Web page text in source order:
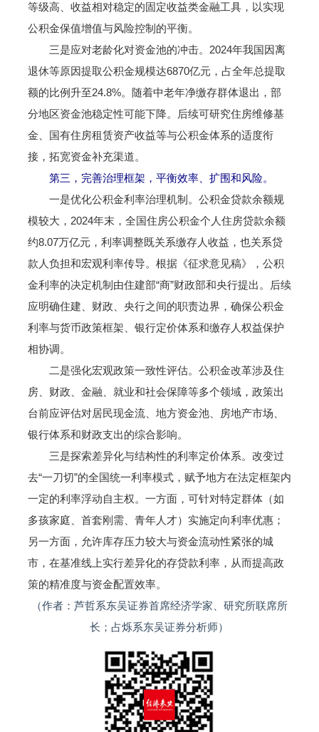
等级高、收益相对稳定的固定收益类金融工具，以实现
公积金保值增值与风险控制的平衡。
三是应对老龄化对资金池的冲击。2024年我国因离
退休等原因提取公积金规模达6870亿元，占全年总提取
额的比例升至24.8%。随着中老年净缴存群体退出，部
分地区资金池稳定性可能下降。后续可研究住房维修基
金、国有住房租赁资产收益等与公积金体系的适度衔
接，拓宽资金补充渠道。
第三，完善治理框架，平衡效率、扩围和风险。
一是优化公积金利率治理机制。公积金贷款余额规
模较大，2024年末，全国住房公积金个人住房贷款余额
约8.07万亿元，利率调整既关系缴存人收益，也关系贷
款人负担和宏观利率传导。根据《征求意见稿》，公积
金利率的决定机制由住建部“商”财政部和央行提出。后续
应明确住建、财政、央行之间的职责边界，确保公积金
利率与货币政策框架、银行定价体系和缴存人权益保护
相协调。
二是强化宏观政策一致性评估。公积金改革涉及住
房、财政、金融、就业和社会保障等多个领域，政策出
台前应评估对居民现金流、地方资金池、房地产市场、
银行体系和财政支出的综合影响。
三是探索差异化与结构性的利率定价体系。改变过
去“一刀切”的全国统一利率模式，赋予地方在法定框架内
一定的利率浮动自主权。一方面，可针对特定群体（如
多孩家庭、首套刚需、青年人才）实施定向利率优惠；
另一方面，允许库存压力较大与资金流动性紧张的城
市，在基准线上实行差异化的存贷款利率，从而提高政
策的精准度与资金配置效率。
（作者：芦哲系东吴证券首席经济学家、研究所联席所
长；占烁系东吴证券分析师）